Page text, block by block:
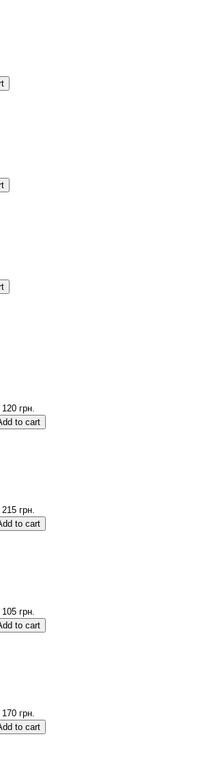
120 грн.
215 грн.
105 грн.
170 грн.